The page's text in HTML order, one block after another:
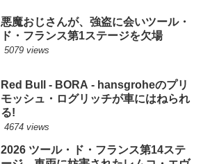
悪魔おじさんが、強盗に会いツール・
ド・フランス第1ステージを欠場
5079 views
Red Bull - BORA - hansgroheのプリ
モッシュ・ログリッチが車にはねられ
る!
4674 views
2026 ツール・ド・フランス第14ステ